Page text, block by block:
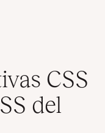
CSS
del